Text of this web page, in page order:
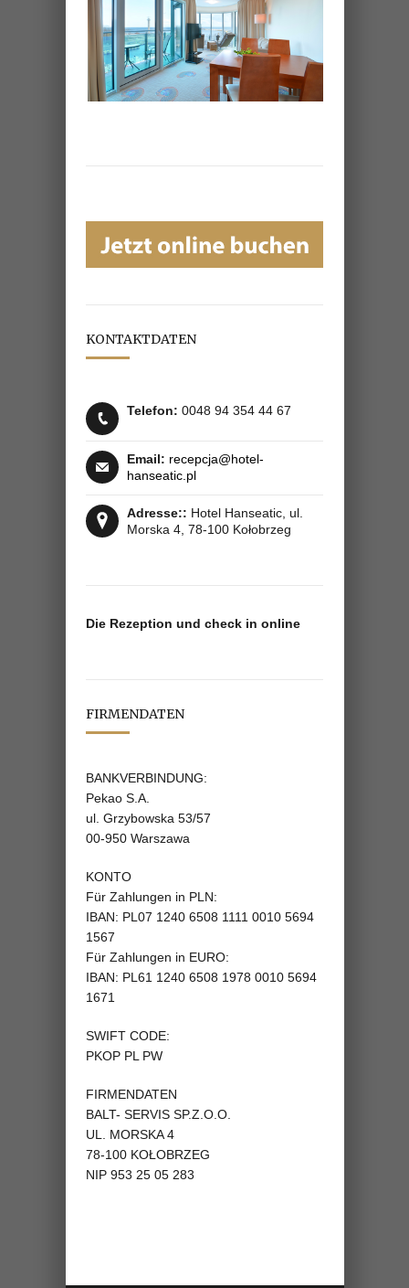
KONTAKTDATEN
Telefon: 0048 94 354 44 67
Email: recepcja@hotel-
hanseatic.pl
Adresse:: Hotel Hanseatic, ul.
Morska 4, 78­-100 Kołobrzeg
Die Rezeption und check in online
FIRMENDATEN
BANKVERBINDUNG:
Pekao S.A.
ul. Grzybowska 53/57
00-950 Warszawa
KONTO
Für Zahlungen in PLN:
IBAN: PL07 1240 6508 1111 0010 5694
1567
Für Zahlungen in EURO:
IBAN: PL61 1240 6508 1978 0010 5694
1671
SWIFT CODE:
PKOP PL PW
FIRMENDATEN
BALT- SERVIS SP.Z.O.O.
UL. MORSKA 4
78-100 KOŁOBRZEG
NIP 953 25 05 283